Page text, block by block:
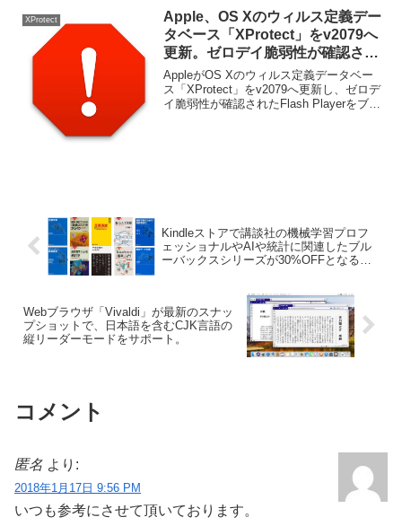
XProtect
Apple、OS Xのウィルス定義デー
タベース「XProtect」をv2079へ
更新。ゼロデイ脆弱性が確認され
たFlash Playerをブロック。
AppleがOS Xのウィルス定義データベー
ス「XProtect」をv2079へ更新し、ゼロデ
イ脆弱性が確認されたFlash Playerをブロ
Kindleストアで講談社の機械学習プロフ
ェッショナルやAIや統計に関連したブル
ーバックスシリーズが30%OFFとなる
Webブラウザ「Vivaldi」が最新のスナッ
プショットで、日本語を含むCJK言語の
縦リーダーモードをサポート。
コメント
匿名 より:
2018年1月17日 9:56 PM
いつも参考にさせて頂いております。